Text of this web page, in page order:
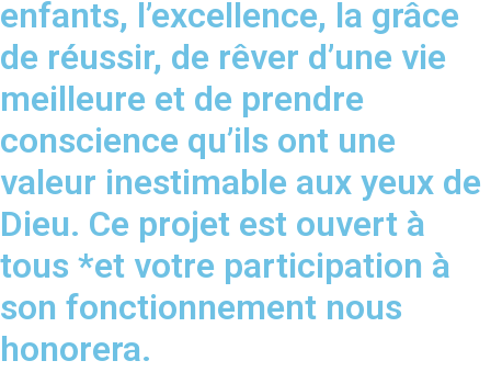
enfants, l’excellence, la grâce
de réussir, de rêver d’une vie
meilleure et de prendre
conscience qu’ils ont une
valeur inestimable aux yeux de
Dieu. Ce projet est ouvert à
tous *et votre participation à
son fonctionnement nous
honorera.